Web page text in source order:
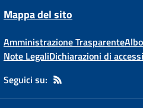
Mappa del sito
Amministrazione Trasparente
Note LegaliDichiarazioni di
Seguici su: